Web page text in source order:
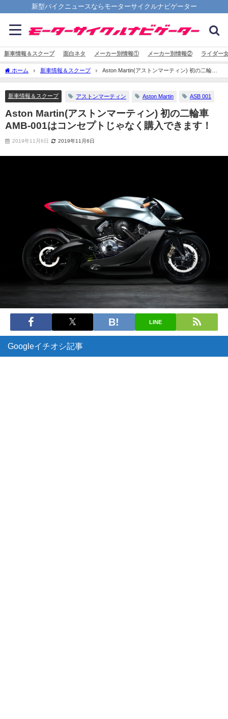
新型バイクニュースならモーターサイクルナビゲーター
新車情報＆スクープ 面白ネタ メーカー別情報① メーカー別情報② ライダー
ホーム 新車情報＆スクープ
Aston Martin(アストンマーティン) 初の二輪車
AMB-001はコンセプトじゃなく購入できます！
新車情報＆スクープ アストンマーティン Aston Martin ASB 001
Aston Martin(アストンマーティン) 初の二輪車
AMB-001はコンセプトじゃなく購入できます！
2019年11月6日 2019年11月6日
LINE
Googleイチオシ記事